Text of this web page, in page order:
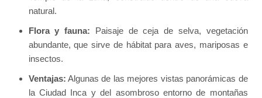
natural.
Flora y fauna: Paisaje de ceja de selva, vegetación
abundante, que sirve de hábitat para aves, mariposas e
insectos.
Ventajas: Algunas de las mejores vistas panorámicas de
la Ciudad Inca y del asombroso entorno de montañas